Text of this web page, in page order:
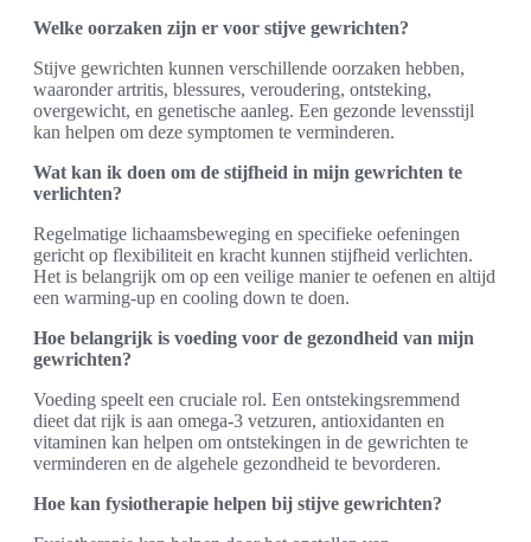
Welke oorzaken zijn er voor stijve gewrichten?
Stijve gewrichten kunnen verschillende oorzaken hebben,
waaronder artritis, blessures, veroudering, ontsteking,
overgewicht, en genetische aanleg. Een gezonde levensstijl
kan helpen om deze symptomen te verminderen.
Wat kan ik doen om de stijfheid in mijn gewrichten te
verlichten?
Regelmatige lichaamsbeweging en specifieke oefeningen
gericht op flexibiliteit en kracht kunnen stijfheid verlichten.
Het is belangrijk om op een veilige manier te oefenen en altijd
een warming-up en cooling down te doen.
Hoe belangrijk is voeding voor de gezondheid van mijn
gewrichten?
Voeding speelt een cruciale rol. Een ontstekingsremmend
dieet dat rijk is aan omega-3 vetzuren, antioxidanten en
vitaminen kan helpen om ontstekingen in de gewrichten te
verminderen en de algehele gezondheid te bevorderen.
Hoe kan fysiotherapie helpen bij stijve gewrichten?